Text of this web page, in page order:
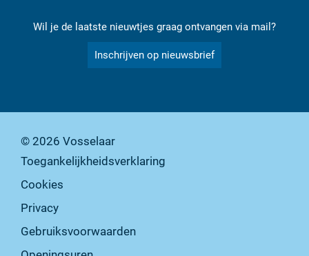
Wil je de laatste nieuwtjes graag ontvangen via mail?
Inschrijven op nieuwsbrief
© 2026 Vosselaar
Toegankelijkheidsverklaring
Cookies
Privacy
Gebruiksvoorwaarden